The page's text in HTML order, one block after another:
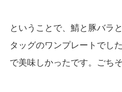
ということで、鯖と豚バラ
タッグのワンプレートでし
で美味しかったです。ごち